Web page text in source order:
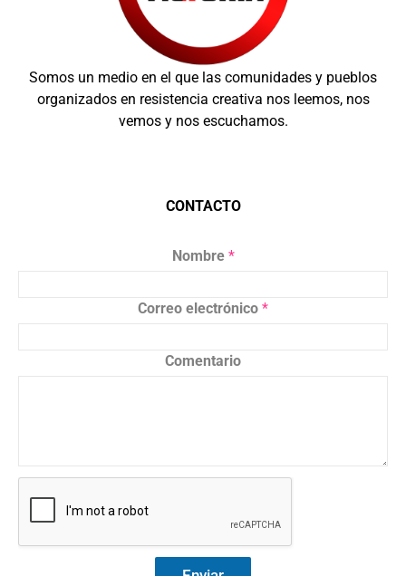
Somos un medio en el que las comunidades y pueblos
organizados en resistencia creativa nos leemos, nos
vemos y nos escuchamos.
CONTACTO
Nombre *
Correo electrónico *
Comentario